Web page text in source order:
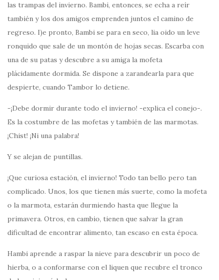
las trampas del invierno. Bambi, entonces, se echa a reír
también y los dos amigos emprenden juntos el camino de
regreso. I)e pronto, Bambi se para en seco, lia oido un leve
ronquido que sale de un montón de hojas secas. Escarba con
una de su patas y descubre a su amiga la mofeta
plácidamente dormida. Se dispone a zarandearla para que
despierte, cuando Tambor lo detiene.
-¡Debe dormir durante todo el invierno! -explica el conejo-.
Es la costumbre de las mofetas y también de las marmotas.
¡Chist! ¡Ni una palabra!
Y se alejan de puntillas.
¡Que curiosa estación, el invierno! Todo tan bello pero tan
complicado. Unos, los que tienen más suerte, como la mofeta
o la marmota, estarán durmiendo hasta que llegue la
primavera. Otros, en cambio, tienen que salvar la gran
dificultad de encontrar alimento, tan escaso en esta época.
Hambi aprende a raspar la nieve para descubrir un poco de
hierba, o a conformarse con el liquen que recubre el tronco